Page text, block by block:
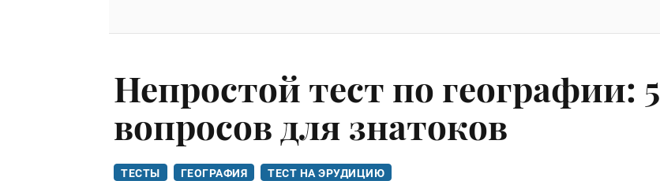
Непростой тест по географии: 5
вопросов для знатоков
ТЕСТЫ ГЕОГРАФИЯ ТЕСТ НА ЭРУДИЦИЮ